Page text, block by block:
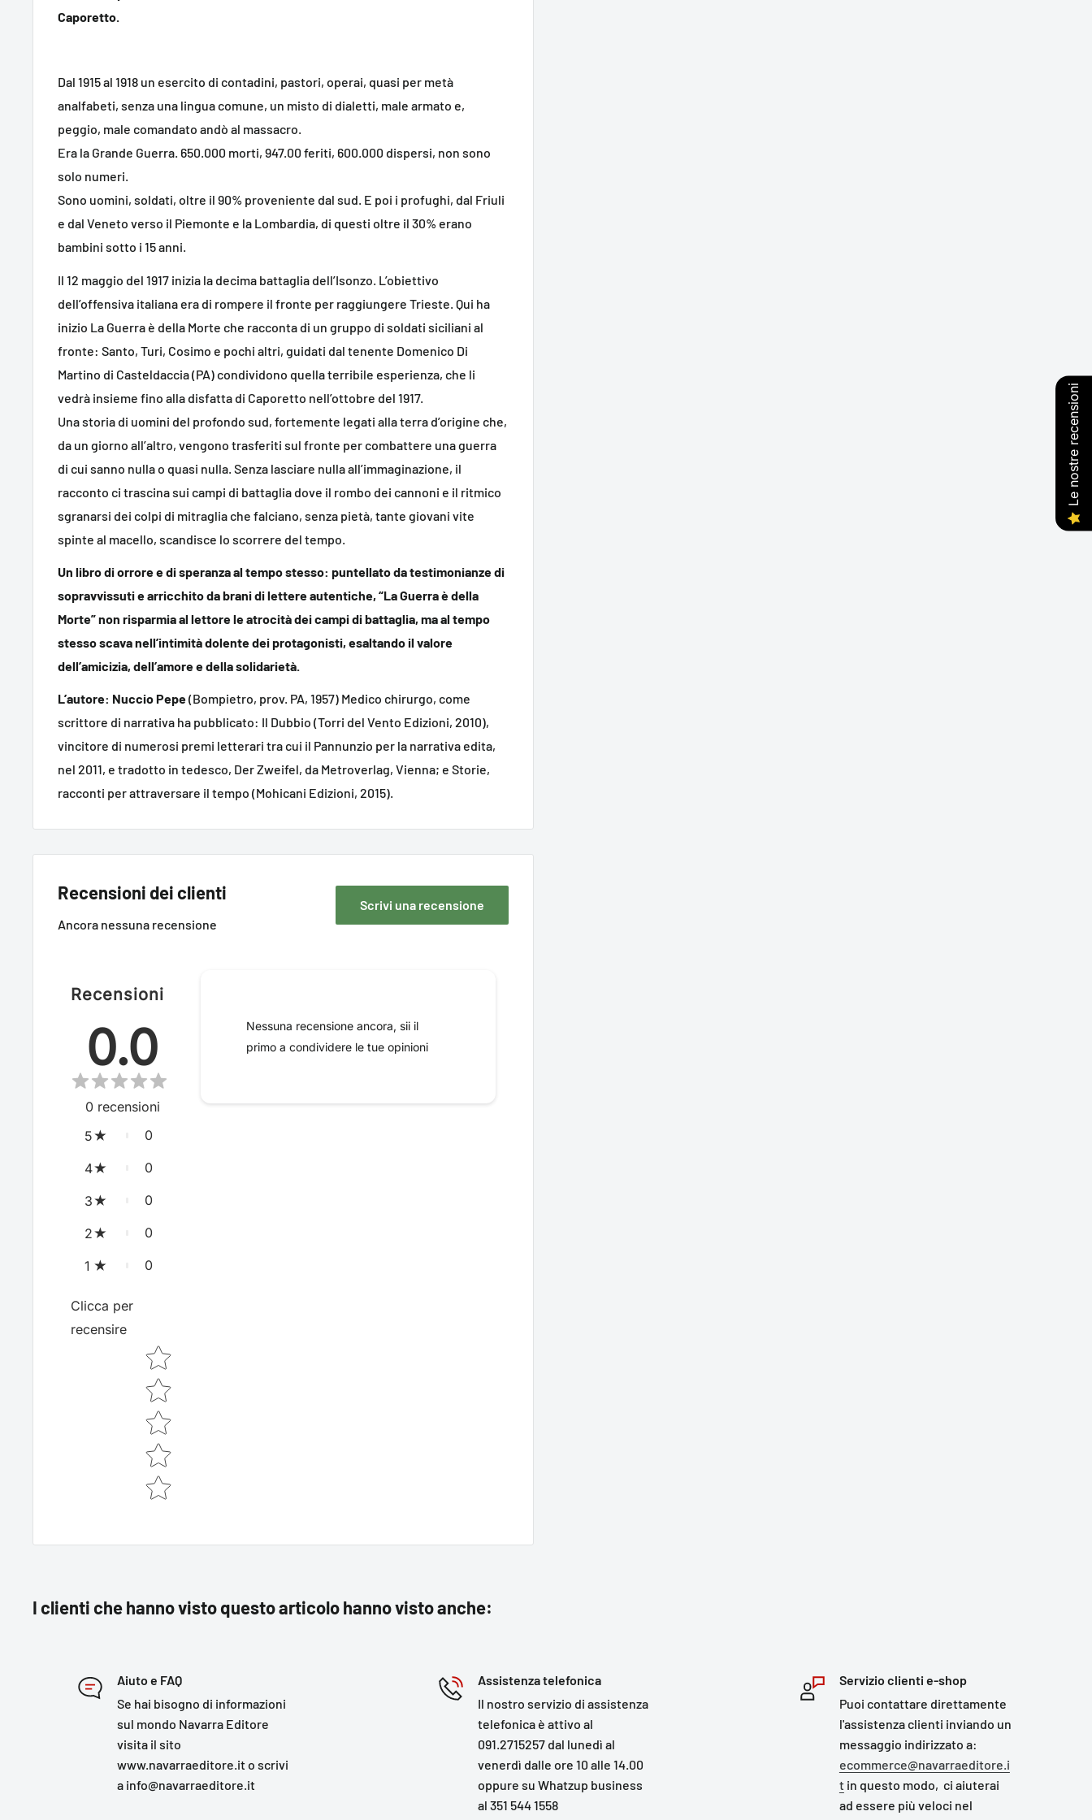
Caporetto.
Dal 1915 al 1918 un esercito di contadini, pastori, operai, quasi per metà
analfabeti, senza una lingua comune, un misto di dialetti, male armato e,
peggio, male comandato andò al massacro.
Era la Grande Guerra. 650.000 morti, 947.00 feriti, 600.000 dispersi, non sono
solo numeri.
Sono uomini, soldati, oltre il 90% proveniente dal sud. E poi i profughi, dal Friuli
e dal Veneto verso il Piemonte e la Lombardia, di questi oltre il 30% erano
bambini sotto i 15 anni.
Il 12 maggio del 1917 inizia la decima battaglia dell’Isonzo. L’obiettivo
dell’offensiva italiana era di rompere il fronte per raggiungere Trieste. Qui ha
inizio La Guerra è della Morte che racconta di un gruppo di soldati siciliani al
fronte: Santo, Turi, Cosimo e pochi altri, guidati dal tenente Domenico Di
Martino di Casteldaccia (PA) condividono quella terribile esperienza, che li
vedrà insieme fino alla disfatta di Caporetto nell’ottobre del 1917.
Una storia di uomini del profondo sud, fortemente legati alla terra d’origine che,
da un giorno all’altro, vengono trasferiti sul fronte per combattere una guerra
di cui sanno nulla o quasi nulla. Senza lasciare nulla all’immaginazione, il
racconto ci trascina sui campi di battaglia dove il rombo dei cannoni e il ritmico
sgranarsi dei colpi di mitraglia che falciano, senza pietà, tante giovani vite
spinte al macello, scandisce lo scorrere del tempo.
Un libro di orrore e di speranza al tempo stesso: puntellato da testimonianze di
sopravvissuti e arricchito da brani di lettere autentiche, “La Guerra è della
Morte” non risparmia al lettore le atrocità dei campi di battaglia, ma al tempo
stesso scava nell’intimità dolente dei protagonisti, esaltando il valore
dell’amicizia, dell’amore e della solidarietà.
L’autore: Nuccio Pepe(Bompietro, prov. PA, 1957) Medico chirurgo, come
scrittore di narrativa ha pubblicato: Il Dubbio (Torri del Vento Edizioni, 2010),
vincitore di numerosi premi letterari tra cui il Pannunzio per la narrativa edita,
nel 2011, e tradotto in tedesco, Der Zweifel, da Metroverlag, Vienna; e Storie,
racconti per attraversare il tempo (Mohicani Edizioni, 2015).
Recensioni dei clienti
Ancora nessuna recensione
Scrivi una recensione
Recensioni
0.0
0 recensioni
5
0
4 0
3 0
2 0
1 0
Clicca per
recensire
Star rating
Nessuna recensione ancora, sii il
primo a condividere le tue opinioni
I clienti che hanno visto questo articolo hanno visto anche:
Aiuto e FAQ
Se hai bisogno di informazioni
sul mondo Navarra Editore
visita il sito
www.navarraeditore.it o scrivi
a info@navarraeditore.it
Assistenza telefonica
Il nostro servizio di assistenza
telefonica è attivo al
091.2715257 dal lunedì al
venerdì dalle ore 10 alle 14.00
oppure su Whatzup business
al 351 544 1558
Servizio clienti e-shop
Puoi contattare direttamente
l'assistenza clienti inviando un
messaggio indirizzato a:
ecommerce@navarraeditore.i
tin questo modo, ci aiuterai
ad essere più veloci nel
Le nostre recensioni